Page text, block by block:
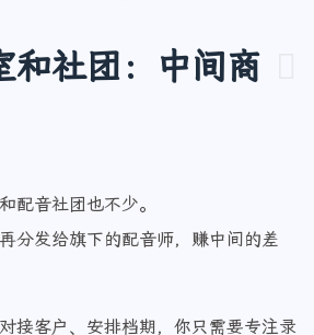
和社团：中间商
配音社团也不少。
分发给旗下的配音师，赚中间的差
接客户、安排档期，你只需要专注录